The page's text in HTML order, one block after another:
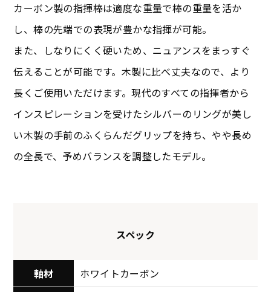
カーボン製の指揮棒は適度な重量で棒の重量を活か
し、棒の先端での表現が豊かな指揮が可能。
また、しなりにくく硬いため、ニュアンスをまっすぐ
伝えることが可能です。木製に比べ丈夫なので、より
長くご使用いただけます。現代のすべての指揮者から
インスピレーションを受けたシルバーのリングが美し
い木製の手前のふくらんだグリップを持ち、やや長め
の全長で、予めバランスを調整したモデル。
スペック
軸材
ホワイトカーボン